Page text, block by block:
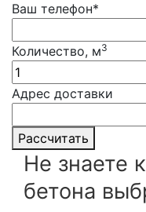
Ваш телефон*
Количество, м3
Адрес доставки
Рассчитать
Не знаете
бетона